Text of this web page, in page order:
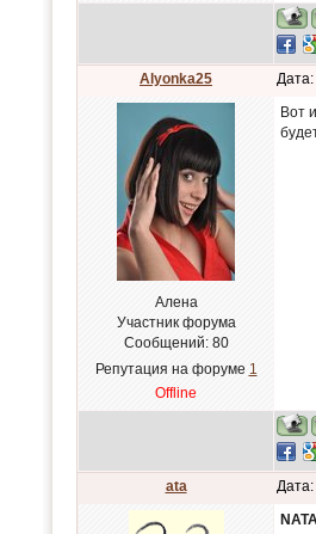
Alyonka25
Алена
Участник форума
Сообщений: 80
Репутация на форуме 1
Offline
Вот
ata